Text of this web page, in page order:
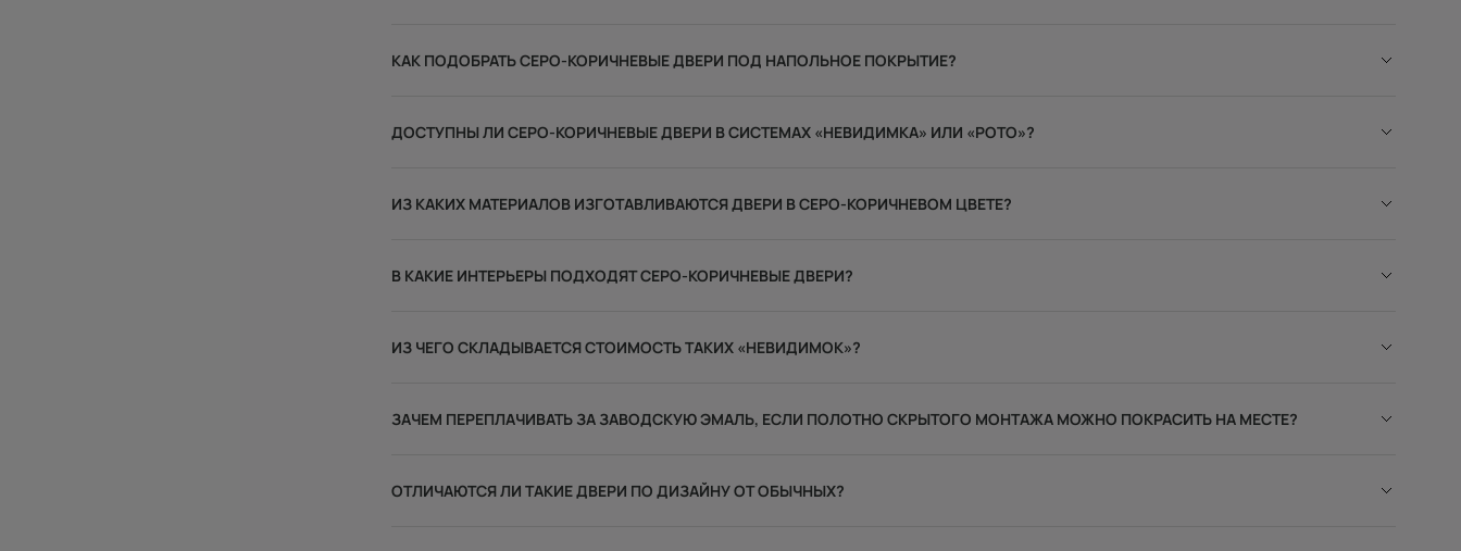
КАК ПОДОБРАТЬ СЕРО-КОРИЧНЕВЫЕ ДВЕРИ ПОД НАПОЛЬНОЕ ПОКРЫТИЕ?
ДОСТУПНЫ ЛИ СЕРО-КОРИЧНЕВЫЕ ДВЕРИ В СИСТЕМАХ «НЕВИДИМКА» ИЛИ «РОТО»?
ИЗ КАКИХ МАТЕРИАЛОВ ИЗГОТАВЛИВАЮТСЯ ДВЕРИ В СЕРО-КОРИЧНЕВОМ ЦВЕТЕ?
В КАКИЕ ИНТЕРЬЕРЫ ПОДХОДЯТ СЕРО-КОРИЧНЕВЫЕ ДВЕРИ?
ИЗ ЧЕГО СКЛАДЫВАЕТСЯ СТОИМОСТЬ ТАКИХ «НЕВИДИМОК»?
ЗАЧЕМ ПЕРЕПЛАЧИВАТЬ ЗА ЗАВОДСКУЮ ЭМАЛЬ, ЕСЛИ ПОЛОТНО СКРЫТОГО МОНТАЖА МОЖНО ПОКРАСИТЬ НА МЕСТЕ?
ОТЛИЧАЮТСЯ ЛИ ТАКИЕ ДВЕРИ ПО ДИЗАЙНУ ОТ ОБЫЧНЫХ?